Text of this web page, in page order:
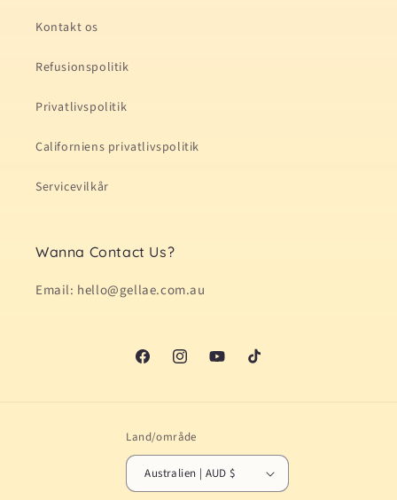
Kontakt os
Refusionspolitik
Privatlivspolitik
Californiens privatlivspolitik
Servicevilkår
Wanna Contact Us?
Email: hello@gellae.com.au
FacebookInstagramYouTubeTikTok
Land/område
Australien | AUD $